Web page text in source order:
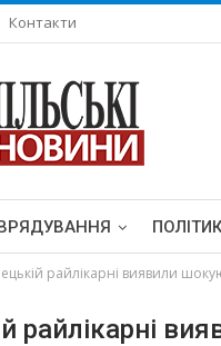
Контакти
райлікарні виявили
райлікарні